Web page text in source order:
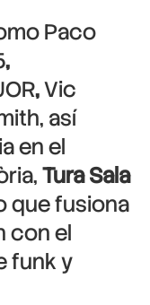
Paco
,
,Vic
, así
en el
,Tura Sala
que fusiona
con el
funk y